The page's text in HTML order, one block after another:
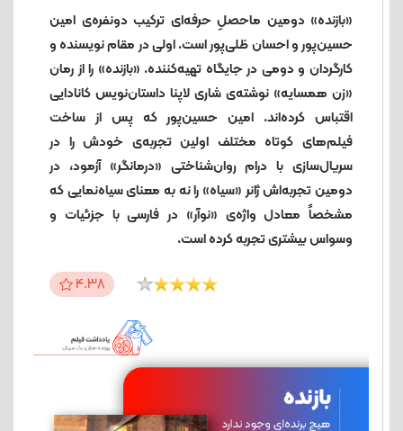
«بازنده» دومین ماحصلِ حرفه‌ای ترکیب دونفره‌ی امین
حسین‌پور و احسان ظلی‌پور است. اولی در مقام نویسنده و
کارگردان و دومی در جایگاه تهیه‌کننده. «بازنده» را از رمان
«زن همسایه» نوشته‌ی شاری لاپنا داستان‌نویس کانادایی
اقتباس کرده‌اند. امین حسین‌پور که پس از ساخت
فیلم‌های کوتاه مختلف اولین تجربه‌ی خودش را در
سریال‌سازی با درام روان‌شناختی «درمانگر» آزمود، در
دومین تجربه‌اش ژانر «سیاه» را نه به معنای سیاه‌نمایی که
مشخصاً معادل واژه‌ی «نوآر» در فارسی با جزئیات و
وسواس بیشتری تجربه کرده است.
4.38